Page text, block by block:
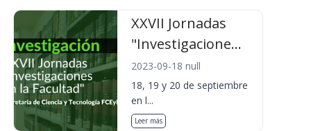
XXVII Jornadas
"Investigacione...
2023-09-18 null
18, 19 y 20 de septiembre
en l...
Leer más